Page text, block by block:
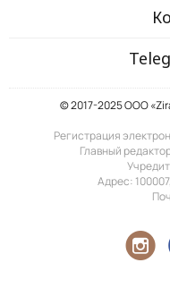
© 2017-2025 ООО
Регистрация
Главный
Адрес: